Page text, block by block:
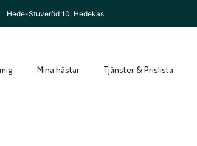
Hede-Stuveröd 10, Hedekas
Mina hästar Tjänster & Prislista